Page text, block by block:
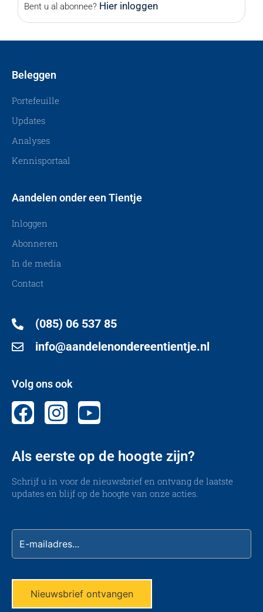
Bent u al abonnee? Hier inloggen
Beleggen
Portefeuille
Updates
Analyses
Kennisportaal
Aandelen onder een Tientje
Inloggen
Abonneren
In de media
Contact
(085) 06 537 85
info@aandelenondereentientje.nl
Volg ons ook
Als eerste op de hoogte zijn?
Schrijf u in voor de nieuwsbrief en ontvang de laatste
updates en blijf op de hoogte van onze acties.